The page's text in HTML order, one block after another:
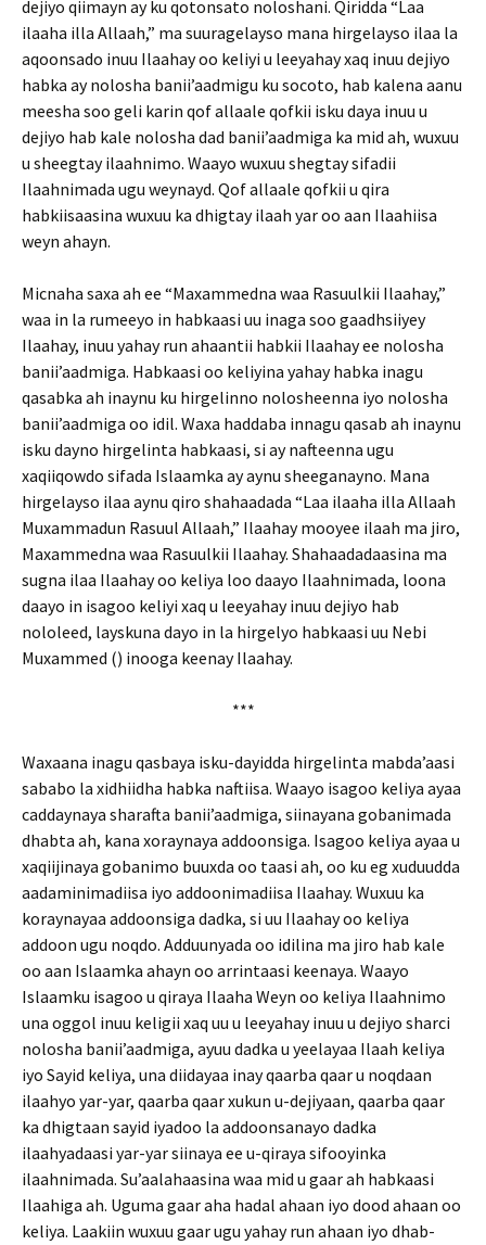
dejiyo qiimayn ay ku qotonsato noloshani. Qiridda “Laa
ilaaha illa Allaah,” ma suuragelayso mana hirgelayso ilaa la
aqoonsado inuu Ilaahay oo keliyi u leeyahay xaq inuu dejiyo
habka ay nolosha banii’aadmigu ku socoto, hab kalena aanu
meesha soo geli karin qof allaale qofkii isku daya inuu u
dejiyo hab kale nolosha dad banii’aadmiga ka mid ah, wuxuu
u sheegtay ilaahnimo. Waayo wuxuu shegtay sifadii
Ilaahnimada ugu weynayd. Qof allaale qofkii u qira
habkiisaasina wuxuu ka dhigtay ilaah yar oo aan Ilaahiisa
weyn ahayn.
Micnaha saxa ah ee “Maxammedna waa Rasuulkii Ilaahay,”
waa in la rumeeyo in habkaasi uu inaga soo gaadhsiiyey
Ilaahay, inuu yahay run ahaantii habkii Ilaahay ee nolosha
banii’aadmiga. Habkaasi oo keliyina yahay habka inagu
qasabka ah inaynu ku hirgelinno nolosheenna iyo nolosha
banii’aadmiga oo idil. Waxa haddaba innagu qasab ah inaynu
isku dayno hirgelinta habkaasi, si ay nafteenna ugu
xaqiiqowdo sifada Islaamka ay aynu sheeganayno. Mana
hirgelayso ilaa aynu qiro shahaadada “Laa ilaaha illa Allaah
Muxammadun Rasuul Allaah,” Ilaahay mooyee ilaah ma jiro,
Maxammedna waa Rasuulkii Ilaahay. Shahaadadaasina ma
sugna ilaa Ilaahay oo keliya loo daayo Ilaahnimada, loona
daayo in isagoo keliyi xaq u leeyahay inuu dejiyo hab
nololeed, layskuna dayo in la hirgelyo habkaasi uu Nebi
Muxammed () inooga keenay Ilaahay.
***
Waxaana inagu qasbaya isku-dayidda hirgelinta mabda’aasi
sababo la xidhiidha habka naftiisa. Waayo isagoo keliya ayaa
caddaynaya sharafta banii’aadmiga, siinayana gobanimada
dhabta ah, kana xoraynaya addoonsiga. Isagoo keliya ayaa u
xaqiijinaya gobanimo buuxda oo taasi ah, oo ku eg xuduudda
aadaminimadiisa iyo addoonimadiisa Ilaahay. Wuxuu ka
koraynayaa addoonsiga dadka, si uu Ilaahay oo keliya
addoon ugu noqdo. Adduunyada oo idilina ma jiro hab kale
oo aan Islaamka ahayn oo arrintaasi keenaya. Waayo
Islaamku isagoo u qiraya Ilaaha Weyn oo keliya Ilaahnimo
una oggol inuu keligii xaq uu u leeyahay inuu u dejiyo sharci
nolosha banii’aadmiga, ayuu dadka u yeelayaa Ilaah keliya
iyo Sayid keliya, una diidayaa inay qaarba qaar u noqdaan
ilaahyo yar-yar, qaarba qaar xukun u-dejiyaan, qaarba qaar
ka dhigtaan sayid iyadoo la addoonsanayo dadka
ilaahyadaasi yar-yar siinaya ee u-qiraya sifooyinka
ilaahnimada. Su’aalahaasina waa mid u gaar ah habkaasi
Ilaahiga ah. Uguma gaar aha hadal ahaan iyo dood ahaan oo
keliya. Laakiin wuxuu gaar ugu yahay run ahaan iyo dhab-